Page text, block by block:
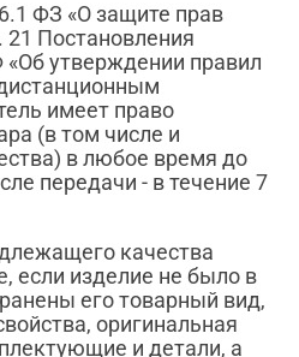
ФЗ «О защите прав
21 Постановления
утверждении правил
имеет право
(в том числе и
в любое время до
передачи - в течение 7
качества
если изделие не было в
его товарный вид,
оригинальная
и детали, а